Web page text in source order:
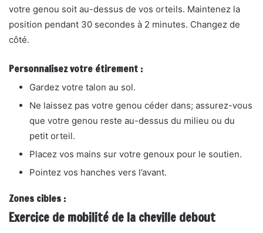
votre genou soit au-dessus de vos orteils. Maintenez la
position pendant 30 secondes à 2 minutes. Changez de
côté.
Personnalisez votre étirement :
Gardez votre talon au sol.
Ne laissez pas votre genou céder dans; assurez-vous
que votre genou reste au-dessus du milieu ou du
petit orteil.
Placez vos mains sur votre genoux pour le soutien.
Pointez vos hanches vers l’avant.
Zones cibles :
Exercice de mobilité de la cheville debout